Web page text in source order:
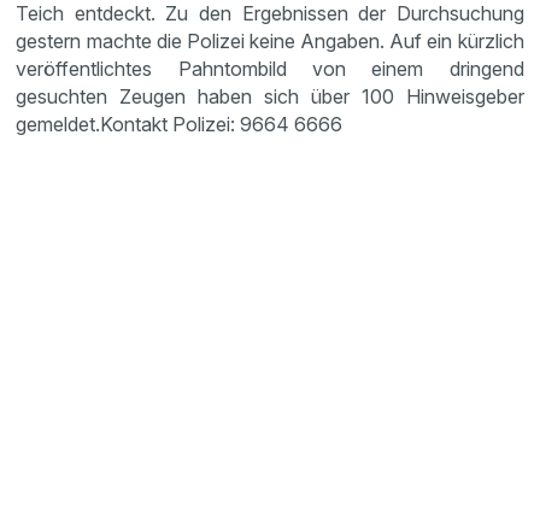
Teich entdeckt. Zu den Ergeb­nissen der Durch­su­chung
gestern machte die Polizei keine Angaben. Auf ein kürzlich
veröf­fent­lichtes Pahntom­bild von einem dringend
gesuchten Zeugen haben sich über 100 Hinweis­geber
gemeldet.Kontakt Polizei: 9664 6666